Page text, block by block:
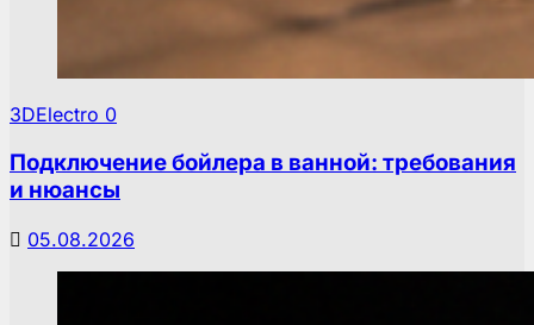
3DElectro 0
Подключение бойлера в ванной: требования
и нюансы
05.08.2026